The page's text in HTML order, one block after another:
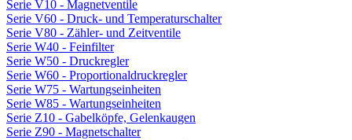
Serie V10 - Magnetventile
Serie V60 - Druck- und Temperaturschalter
Serie V80 - Zähler- und Zeitventile
Serie W40 - Feinfilter
Serie W50 - Druckregler
Serie W60 - Proportionaldruckregler
Serie W75 - Wartungseinheiten
Serie W85 - Wartungseinheiten
Serie Z10 - Gabelköpfe, Gelenkaugen
Serie Z90 - Magnetschalter